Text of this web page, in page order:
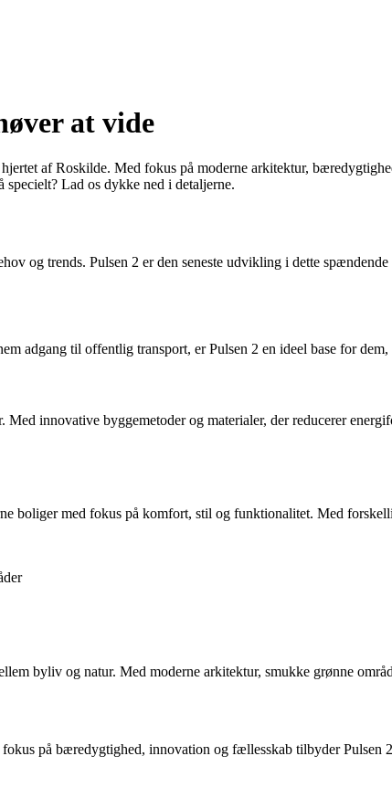
at vide
af Roskilde. Med fokus på moderne arkitektur,
Lad os dykke ned i detaljerne.
og trends. Pulsen 2 er den seneste udvikling i dette
adgang til offentlig transport, er Pulsen 2 en ideel base for
innovative byggemetoder og materialer, der reducerer
boliger med fokus på komfort, stil og funktionalitet. Med
byliv og natur. Med moderne arkitektur, smukke grønne
på bæredygtighed, innovation og fællesskab tilbyder Pulsen